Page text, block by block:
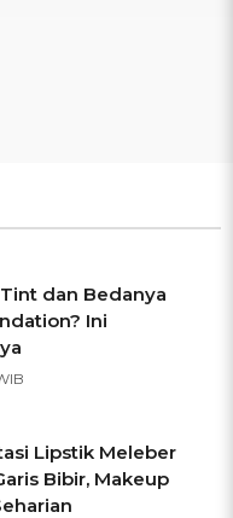
dan Bedanya
Ini
Lipstik Meleber
Bibir, Makeup